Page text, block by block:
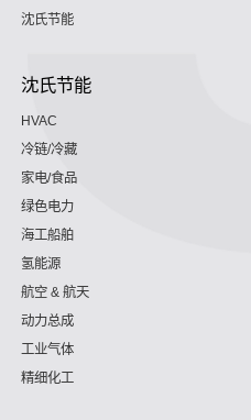
沈氏节能
沈氏节能
HVAC
冷链/冷藏
家电/食品
绿色电力
海工船舶
氢能源
航空 & 航天
动力总成
工业气体
精细化工